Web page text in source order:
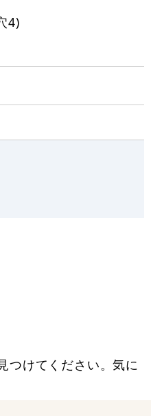
4)
つけてください。気に